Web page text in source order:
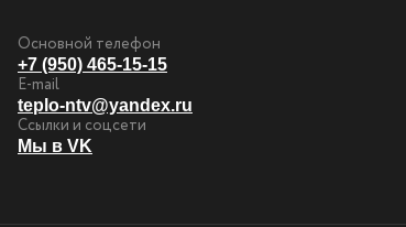
Основной телефон
+7 (950) 465-15-15
E-mail
teplo-ntv@yandex.ru
Ссылки и соцсети
Мы в VK